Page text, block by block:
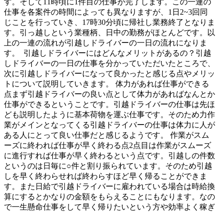
仕事を各案件の時間によっても異なりますが、1日2~3回同
じことを行っていき、17時30分頃に帰社し業務終了となりま
す。引っ越しという業種柄、日中の勤務がほとんどです。以
上の一連の流れが引越しドライバーの一日の流れになりま
す。 引越しドライバーにはどんなメリットがあるの？引越
しドライバーの一日の仕事を分かっていただいたところで、
次に引越しドライバーになって良かったと感じる点やメリッ
トについて説明していきます。 体力があれば仕事ができる
点まず引越ドライバーの良い点として体力があればなんとか
仕事ができるということです。引越ドライバーの仕事は先ほ
ども説明したように基本荷物を運ぶ仕事です。そのため力作
業がメインとなってくる引越ドライバーの仕事は体力に人が
ある人にとって良い仕事だと感じるようです。 作業がスム
ーズに終われば仕事が早く終わる点2点目は作業がスムーズ
に進行すれば仕事が早く終わるという点です。引越しの件数
というのは日毎に○件と割り振られています。そのため引越
しを早く終わらせれば終わらすほど早く帰ることができま
す。また日給で引越ドライバーに雇われている場合は時給換
算にするとかなりの金額をもらえることにもなります。なの
で一生懸命仕事をして早く帰りたいという方や効率よく稼ぎ